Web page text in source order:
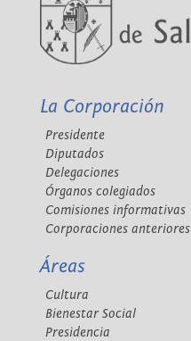
La Corporación
Presidente
Diputados
Delegaciones
Órganos colegiados
Comisiones informativas
Corporaciones anteriores
Áreas
Cultura
Bienestar Social
Presidencia